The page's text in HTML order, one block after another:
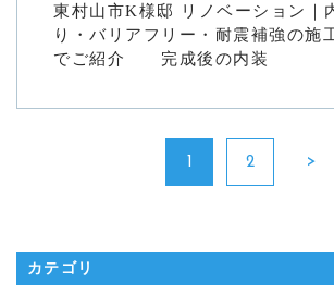
東村山市K様邸 リノベーション｜
り・バリアフリー・耐震補強の施
でご紹介 完成後の内装
1 2
カテゴリ